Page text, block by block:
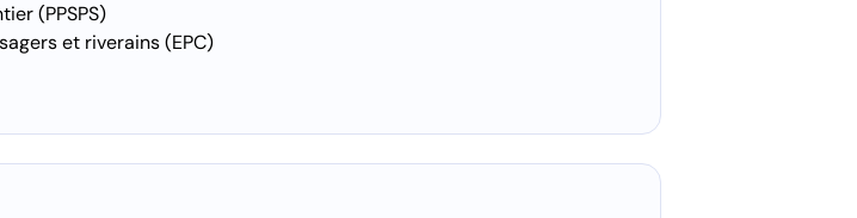
(PPSPS)
et riverains (EPC)